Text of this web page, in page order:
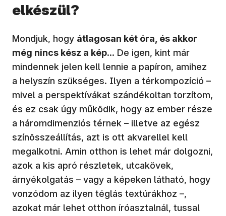
elkészül?
Mondjuk, hogy átlagosan két óra, és akkor
még nincs kész a kép… De igen, kint már
mindennek jelen kell lennie a papíron, amihez
a helyszín szükséges. Ilyen a térkompozíció –
mivel a perspektívákat szándékoltan torzítom,
és ez csak úgy működik, hogy az ember része
a háromdimenziós térnek – illetve az egész
színösszeállítás, azt is ott akvarellel kell
megalkotni. Amin otthon is lehet már dolgozni,
azok a kis apró részletek, utcakövek,
árnyékolgatás – vagy a képeken látható, hogy
vonzódom az ilyen téglás textúrákhoz –,
azokat már lehet otthon íróasztalnál, tussal